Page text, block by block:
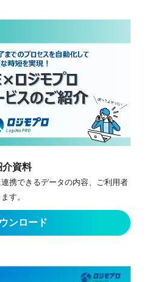
介資料
携できるデータの内容、ご利用者
す。